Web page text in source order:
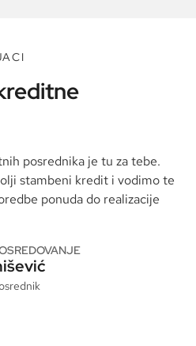
posrednika je tu za tebe.
stambeni kredit i vodimo te
ponuda do realizacije